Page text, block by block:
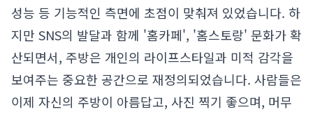
성능 등 기능적인 측면에 초점이 맞춰져 있었습니다. 하
지만 SNS의 발달과 함께 '홈카페', '홈스토랑' 문화가 확
산되면서, 주방은 개인의 라이프스타일과 미적 감각을
보여주는 중요한 공간으로 재정의되었습니다. 사람들은
이제 자신의 주방이 아름답고, 사진 찍기 좋으며, 머무